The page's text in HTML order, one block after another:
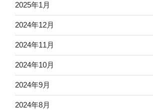
2025年1月
2024年12月
2024年11月
2024年10月
2024年9月
2024年8月